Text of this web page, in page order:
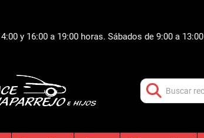
y 16:00 a 19:00 horas. Sábados de 9:00 a 13:00